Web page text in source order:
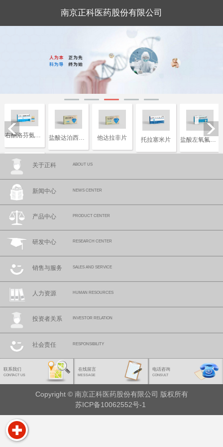
南京正科医药股份有限公司
右酮洛芬氨汀三醇注射液 盐酸达泊西汀片 他达拉非片 托拉塞米片 盐酸左氧氟沙星片
复合磷酸氢钾注射液
关于正科 ABOUT US
新闻中心 NEWS CENTER
产品中心 PRODUCT CENTER
研发中心 RESEARCH CENTER
销售与服务 SALES AND SERVICE
人力资源 HUMAN RESOURCES
投资者关系 INVESTOR RELATION
社会责任 RESPONSIBILITY
联系我们
CONTACT US
在线留言
MESSAGE
电话咨询
CONSULT
Copyright © 南京正科医药股份有限公司 版权所有
苏ICP备10062552号-1